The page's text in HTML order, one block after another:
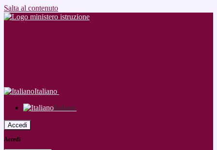
Salta al contenuto
Italiano
Italiano
Accedi
Accedi